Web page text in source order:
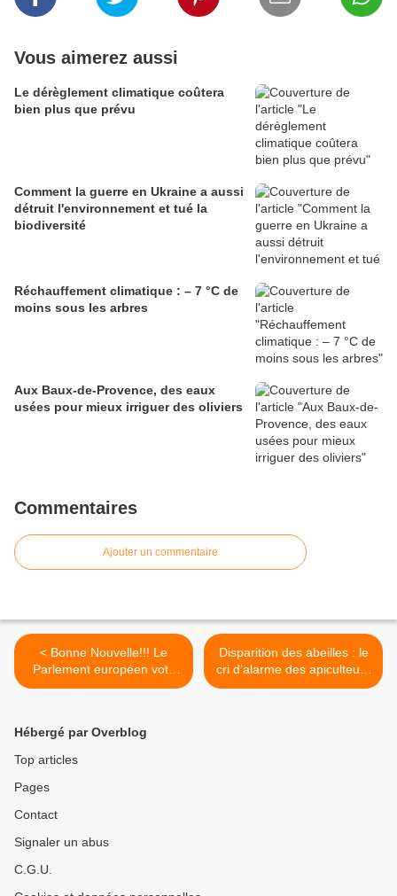
Vous aimerez aussi
Le dérèglement climatique coûtera
bien plus que prévu
Comment la guerre en Ukraine a aussi
détruit l'environnement et tué la
biodiversité
Réchauffement climatique : – 7 °C de
moins sous les arbres
Aux Baux-de-Provence, des eaux
usées pour mieux irriguer des oliviers
Commentaires
Ajouter un commentaire
< Bonne Nouvelle!!! Le
Parlement européen vote
pour une pêche plus
Disparition des abeilles : le
cri d’alarme des apiculteurs
>
Hébergé par Overblog
Top articles
Pages
Contact
Signaler un abus
C.G.U.